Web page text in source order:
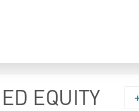
EQUITY